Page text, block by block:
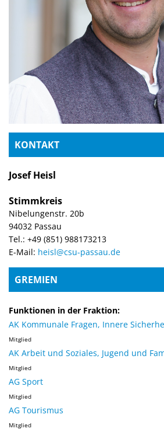
KONTAKT
Josef Heisl
Stimmkreis
Nibelungenstr. 20b
94032 Passau
Tel.: +49 (851) 988173213
E-Mail: heisl@csu-passau.de
GREMIEN
Funktionen in der Fraktion:
AK Kommunale Fragen, Innere
Mitglied
AK Arbeit und Soziales, Jugend und
Mitglied
AG Sport
Mitglied
AG Tourismus
Mitglied